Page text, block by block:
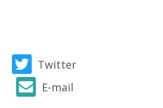
Twitter
E-mail